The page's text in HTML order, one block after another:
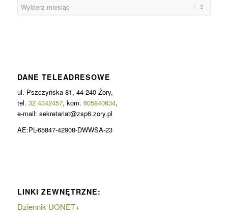
DANE TELEADRESOWE
ul. Pszczyńska 81, 44-240 Żory,
tel. 32 4342457, kom. 605840634,
e-mail: sekretariat@zsp6.zory.pl
AE:PL-65847-42908-DWWSA-23
LINKI ZEWNĘTRZNE:
Dziennik UONET+